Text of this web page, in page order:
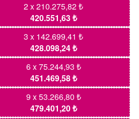
2 x 210.275,82 ₺
420.551,63 ₺
3 x 142.699,41 ₺
428.098,24 ₺
6 x 75.244,93 ₺
451.469,58 ₺
9 x 53.266,80 ₺
479.401,20 ₺